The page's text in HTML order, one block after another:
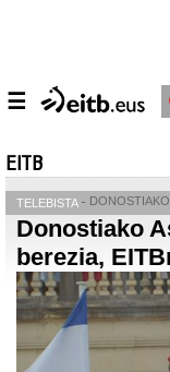
☰
EITB
TELEBISTA
Donostiako
berezia,